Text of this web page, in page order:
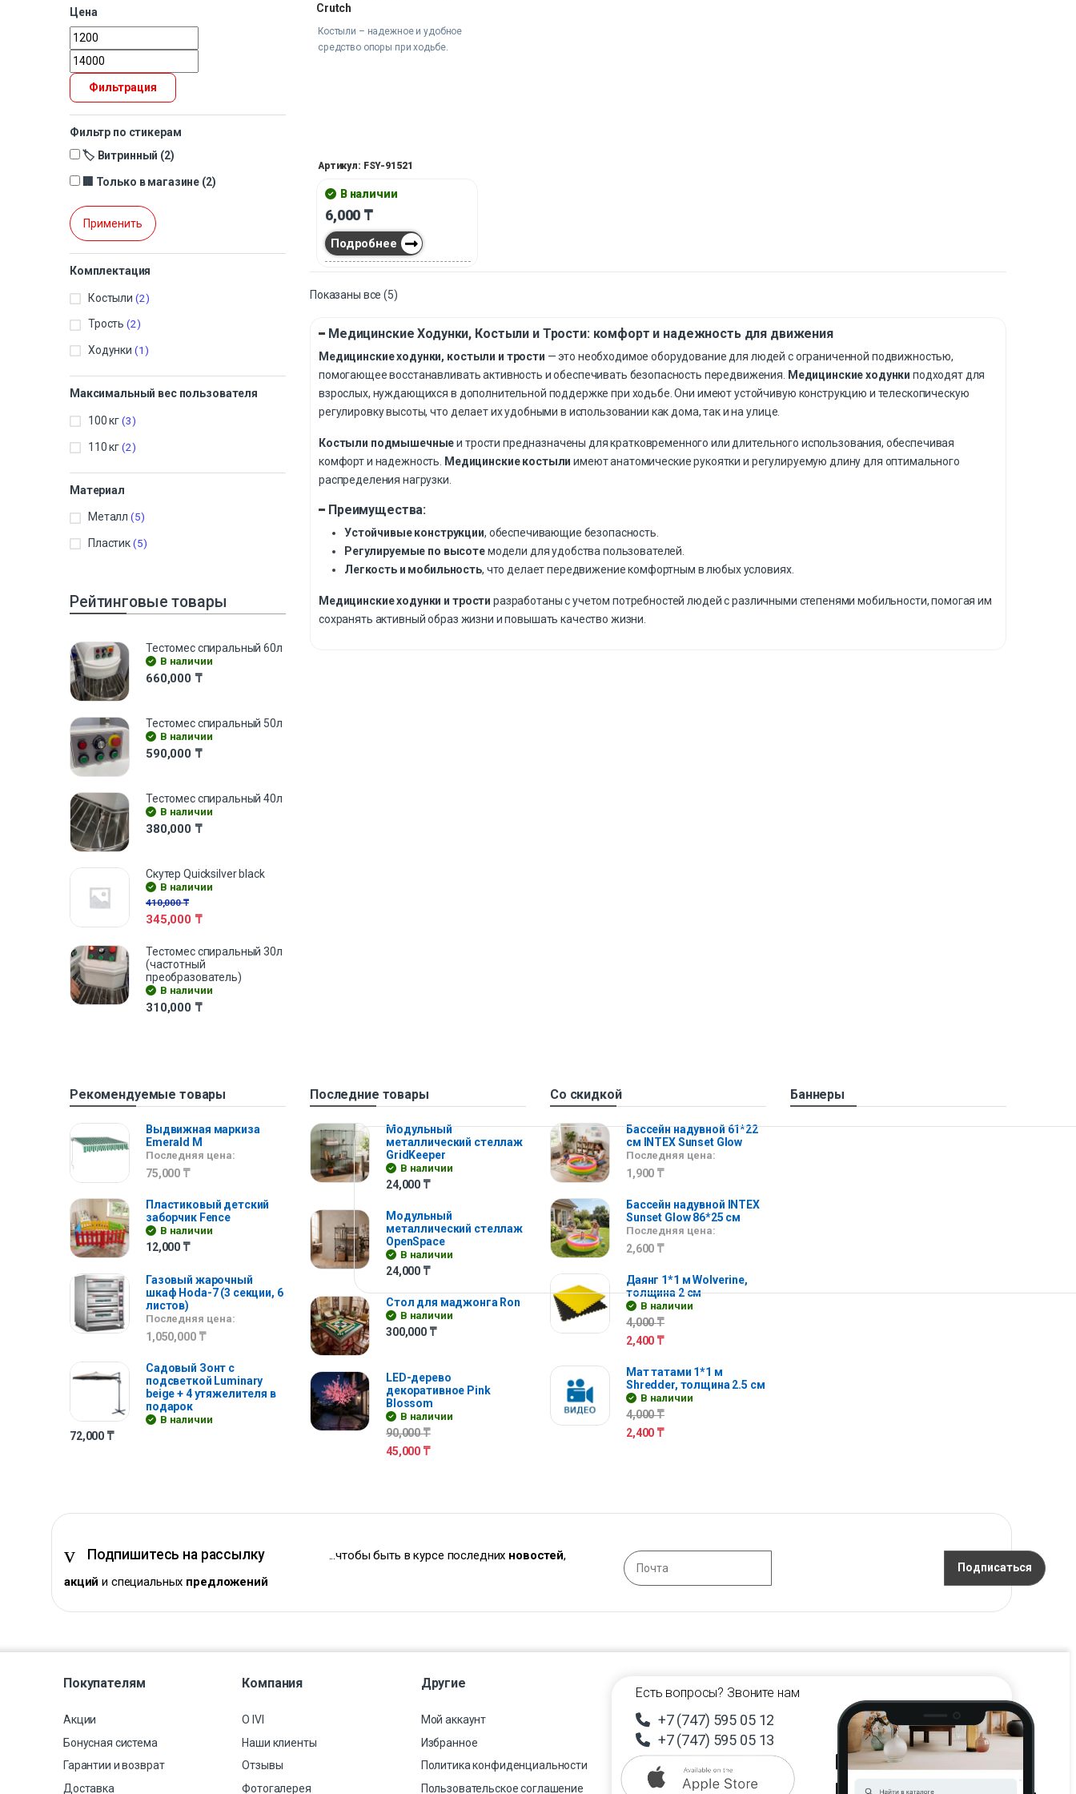
Crutch
Костыли – надежное и удобное
средство опоры при ходьбе.
Артикул: FSY-91521
В наличии
6,000 ₸
Подробнее
Показаны все (5)
Медицинские Ходунки, Костыли и Трости: комфорт и надежность для движения
Медицинские ходунки, костыли и трости — это необходимое оборудование для людей с ограниченной подвижностью,
помогающее восстанавливать активность и обеспечивать безопасность передвижения. Медицинские ходунки подходят для
взрослых, нуждающихся в дополнительной поддержке при ходьбе. Они имеют устойчивую конструкцию и телескопическую
регулировку высоты, что делает их удобными в использовании как дома, так и на улице.
Костыли подмышечныеи трости предназначены для кратковременного или длительного использования, обеспечивая
комфорт и надежность. Медицинские костыли имеют анатомические рукоятки и регулируемую длину для оптимального
распределения нагрузки.
Преимущества:
Устойчивые конструкции, обеспечивающие безопасность.
Регулируемые по высотемодели для удобства пользователей.
Легкость и мобильность, что делает передвижение комфортным в любых условиях.
Медицинские ходунки и трости разработаны с учетом потребностей людей с различными степенями мобильности, помогая им
сохранять активный образ жизни и повышать качество жизни.
Цена
Фильтрация
Фильтр по стикерам
🏷️ Витринный (2)
🏢 Только в магазине (2)
Применить
Комплектация
Костыли (2)
Трость (2)
Ходунки (1)
Максимальный вес пользователя
100 кг (3)
110 кг (2)
Материал
Металл (5)
Пластик (5)
Рейтинговые товары
Тестомес спиральный 60л
В наличии
660,000 ₸
Тестомес спиральный 50л
В наличии
590,000 ₸
Тестомес спиральный 40л
В наличии
380,000 ₸
Скутер Quicksilver black
В наличии
410,000₸
345,000 ₸
Тестомес спиральный 30л
(частотный
преобразователь)
В наличии
310,000 ₸
Рекомендуемые товары
Выдвижная маркиза
Emerald M
Последняя цена:
75,000 ₸
Пластиковый детский
заборчик Fence
В наличии
12,000 ₸
Газовый жарочный
шкаф Hoda-7 (3 секции, 6
листов)
Последняя цена:
1,050,000 ₸
Садовый Зонт с
подсветкой Luminary
beige + 4 утяжелителя в
подарок
В наличии
72,000 ₸
Последние товары
Модульный
металлический стеллаж
GridKeeper
В наличии
24,000 ₸
Модульный
металлический стеллаж
OpenSpace
В наличии
24,000 ₸
Стол для маджонга Ron
В наличии
300,000 ₸
LED-дерево
декоративное Pink
Blossom
В наличии
90,000₸
45,000 ₸
Со скидкой
Бассейн надувной 61*22
см INTEX Sunset Glow
Последняя цена:
1,900 ₸
Бассейн надувной INTEX
Sunset Glow 86*25 см
Последняя цена:
2,600 ₸
Даянг 1*1 м Wolverine,
толщина 2 см
В наличии
4,000₸
2,400 ₸
Мат татами 1*1 м
Shredder, толщина 2.5 см
В наличии
4,000₸
2,400 ₸
Баннеры
Подпишитесь на рассылку ...чтобы быть в курсе последних новостей,
акций и специальных предложений
Подписаться
Покупателям
Акции
Бонусная система
Гарантии и возврат
Доставка
Компания
О IVI
Наши клиенты
Отзывы
Фотогалерея
Другие
Мой аккаунт
Избранное
Политика конфиденциальности
Пользовательское соглашение
Есть вопросы? Звоните нам
+7 (747) 595 05 12
+7 (747) 595 05 13